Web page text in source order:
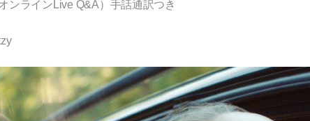
ンラインLive Q&A） 手話通訳つき